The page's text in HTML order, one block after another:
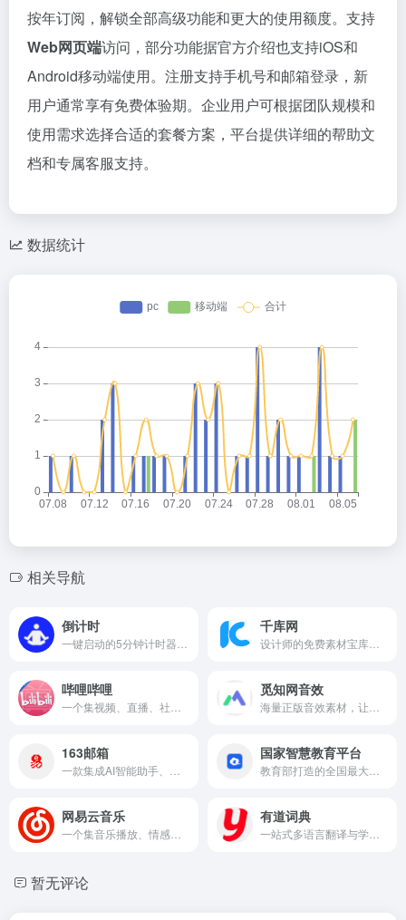
按年订阅，解锁全部高级功能和更大的使用额度。支持
Web网页端访问，部分功能据官方介绍也支持iOS和
Android移动端使用。注册支持手机号和邮箱登录，新
用户通常享有免费体验期。企业用户可根据团队规模和
使用需求选择合适的套餐方案，平台提供详细的帮助文
档和专属客服支持。
数据统计
相关导航
倒计时 千库网
哔哩哔哩 觅知网音效
163邮箱 国家智慧教育平台
网易云音乐 有道词典
暂无评论